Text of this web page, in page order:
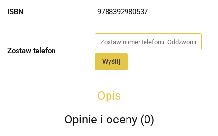
ISBN 9788392980537
Zostaw telefon
Wyślij
Opis
Opinie i oceny (0)